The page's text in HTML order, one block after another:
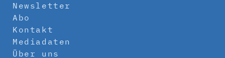
Newsletter
Abo
Kontakt
Mediadaten
Über uns